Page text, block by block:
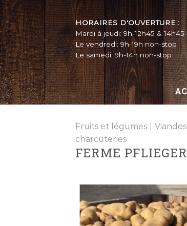
Skip
to
content
HORAIRES D'OUVERTURE :
Mardi à jeudi: 9h-12h45 & 14h45-
Le vendredi: 9h-19h non-stop
Le samedi: 9h-14h non-stop
Fruits et légumes
charcuteries
FERME PFLIEGER